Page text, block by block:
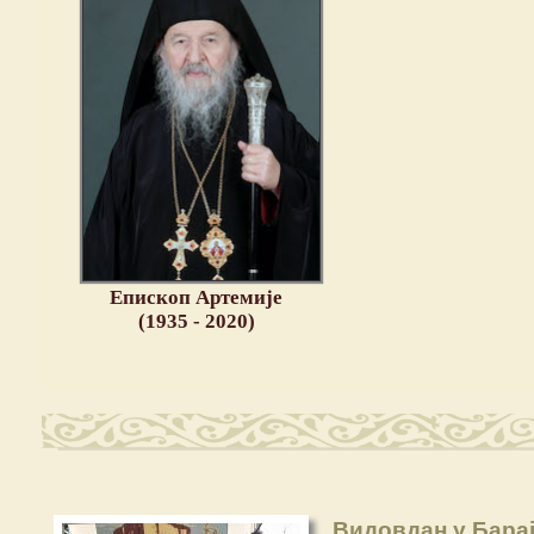
Епископ Артемије
(1935 - 2020)